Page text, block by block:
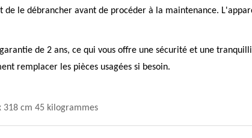
le débrancher avant de procéder à la maintenance.
de 2 ans, ce qui vous offre une sécurité et une
remplacer les pièces usagées si besoin.
318 cm 45 kilogrammes